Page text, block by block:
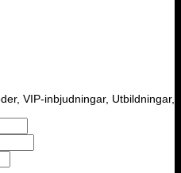
VIP-inbjudningar, Utbildningar,